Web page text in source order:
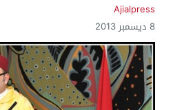
Ajialpress
8 ديسمبر 2013